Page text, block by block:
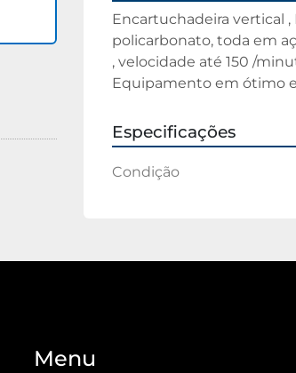
Encartuchadeira vertical ,
policarbonato, toda em
, velocidade até 150 /
Equipamento em ótimo
Especificações
Condição
Menu